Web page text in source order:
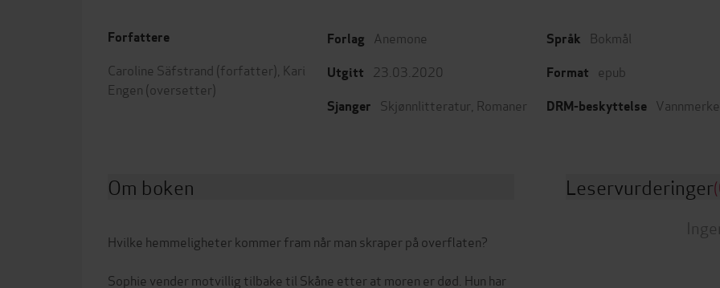
Forfattere
Caroline Säfstrand (forfatter), Kari
Engen (oversetter)
Forlag Anemone
Utgitt 23.03.2020
Sjanger Skjønnlitteratur Romaner
Språk Bokmål
Format epub
DRM-beskyttelse
Om boken
Hvilke hemmeligheter kommer fram når man skraper på overflaten?
Sophie vender motvillig tilbake til Skåne etter at moren er død. Hun har
Leservurderinger